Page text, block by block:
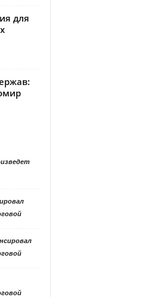
для